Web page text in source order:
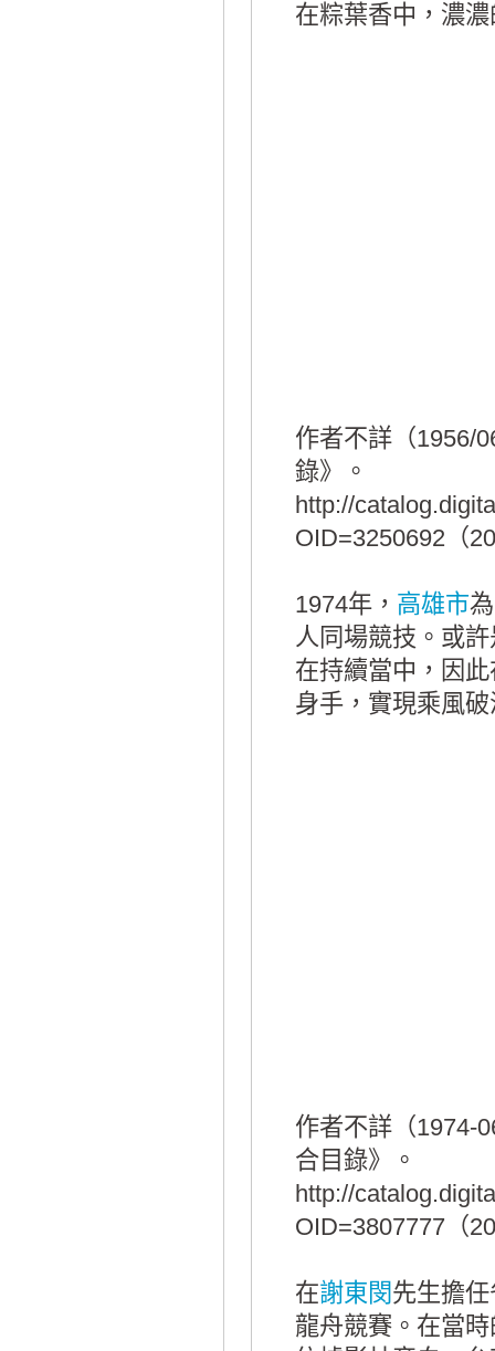
在粽葉香中，濃
作者不詳（1956/
錄》。
http://
OID=3250692（
1974年， 高雄市
人同場競技。或
在持續當中，因
身手，實現乘風
作者不詳（1974-
合目錄》。
http://
OID=3807777（
在謝東閔先生擔
龍舟競賽。在當